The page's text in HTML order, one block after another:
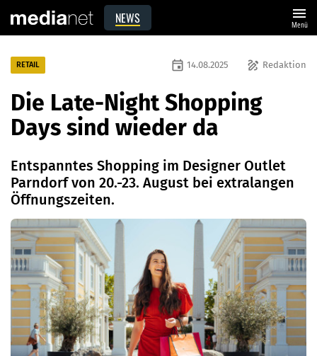
NEWS menu
Menü
RETAIL draw Redaktion
event 14.08.2025
Die Late-Night Shopping
Days sind wieder da
Entspanntes Shopping im Designer Outlet
Parndorf von 20.-23. August bei extralangen
Öffnungszeiten.